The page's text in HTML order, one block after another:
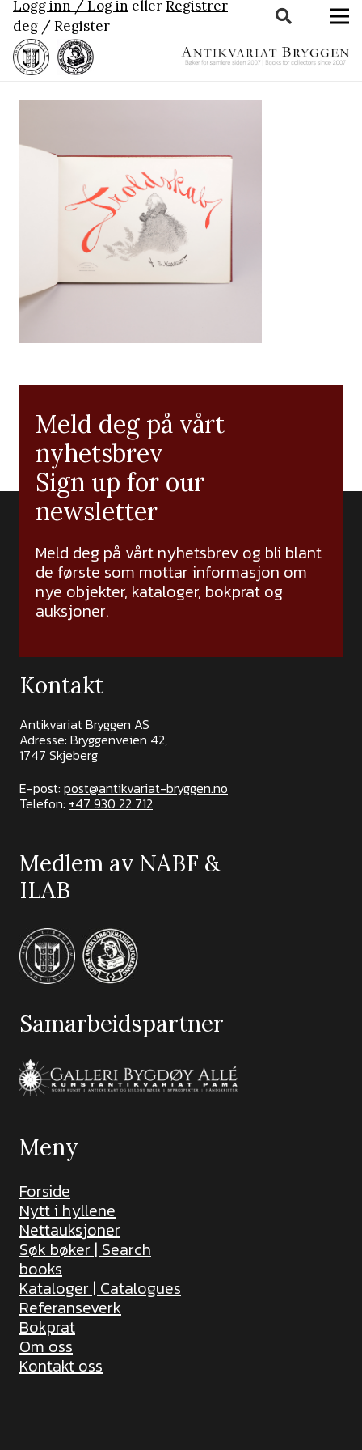
Logg inn / Log in ellerRegistrer
deg / Register
Meld deg på vårt
nyhetsbrev
Sign up for our
newsletter
Meld deg på vårt nyhetsbrev og bli blant
de første som mottar informasjon om
nye objekter, kataloger, bokprat og
auksjoner.
Kontakt
Antikvariat Bryggen AS
Adresse: Bryggenveien 42,
1747 Skjeberg
E-post: post@antikvariat-bryggen.no
Telefon: +47 930 22 712
Medlem av NABF &
ILAB
Samarbeidspartner
Meny
Forside
Nytt i hyllene
Nettauksjoner
Søk bøker | Search
books
Kataloger | Catalogues
Referanseverk
Bokprat
Om oss
Kontakt oss